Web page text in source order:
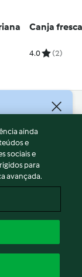
Canja
4.0 (2)
ainda
e
sociais e
para
avançada.